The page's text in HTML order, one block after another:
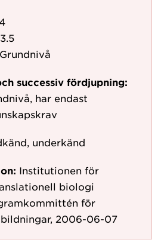
3.5
Grundnivå
successiv fördjupning:
har endast
underkänd
Institutionen för
biologi
för
2006-06-07